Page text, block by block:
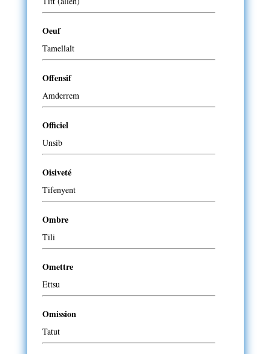
Oeuf
Tamellalt
Offensif
Amderrem
Officiel
Unsib
Oisiveté
Tifenyent
Ombre
Tili
Omettre
Ettsu
Omission
Tatut